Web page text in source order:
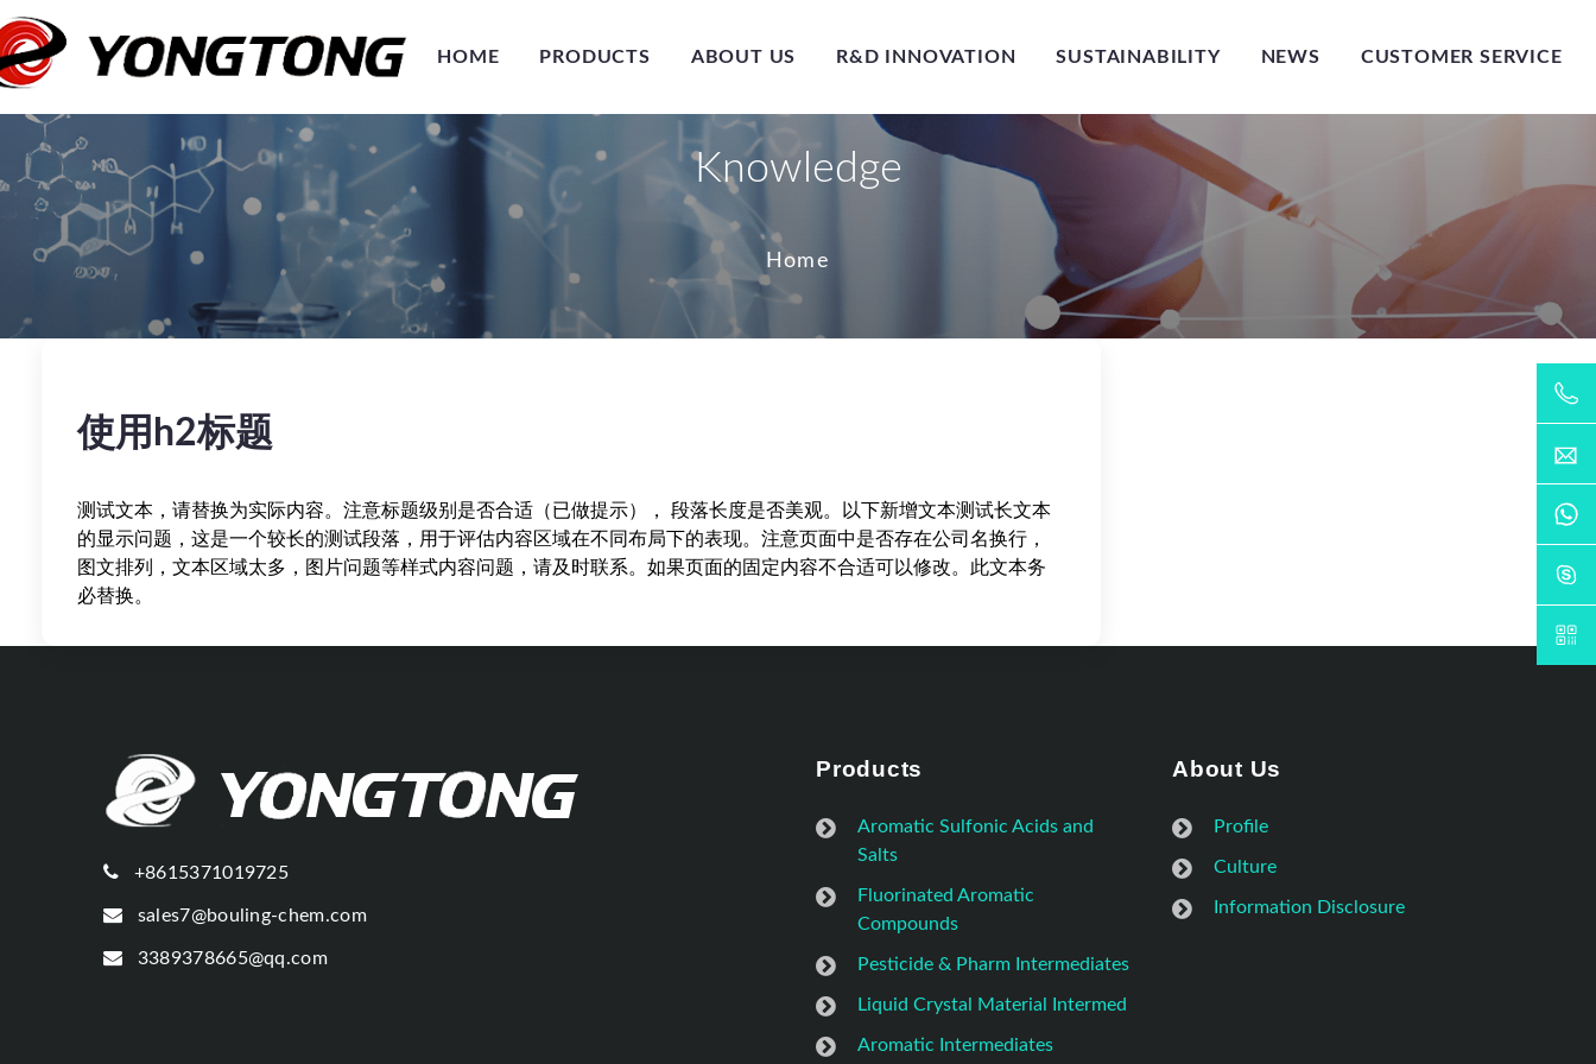
HOME PRODUCTS ABOUT US R&D INNOVATION SUSTAINABILITY NEWS CUSTOMER SERVICE
Knowledge
Home
使用h2标题
测试文本，请替换为实际内容。注意标题级别是否合适（已做提示）， 段落长度是否美观。以下新增文本测试长文本
的显示问题，这是一个较长的测试段落，用于评估内容区域在不同布局下的表现。注意页面中是否存在公司名换行，
图文排列，文本区域太多，图片问题等样式内容问题，请及时联系。如果页面的固定内容不合适可以修改。此文本务
必替换。
+8615371019725
sales7@bouling-chem.com
3389378665@qq.com
Products
Aromatic Sulfonic Acids and
Salts
Fluorinated Aromatic
Compounds
Pesticide & Pharm Intermediates
Liquid Crystal Material Intermed
Aromatic Intermediates
About Us
Profile
Culture
Information Disclosure